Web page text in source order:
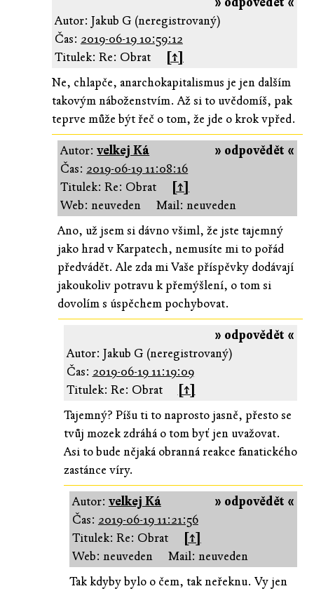
Autor: Jakub G (neregistrovaný)
Čas: 2019-06-19 10:59:12
Titulek: Re: Obrat
[↑]
Ne, chlapče, anarchokapitalismus je jen dalším
takovým náboženstvím. Až si to uvědomíš, pak
teprve může být řeč o tom, že jde o krok vpřed.
» odpovědět «
Autor:velkej Ká
Čas: 2019-06-19 11:08:16
Titulek: Re: Obrat
[↑]
Web: neuveden
Mail: neuveden
Ano, už jsem si dávno všiml, že jste tajemný
jako hrad v Karpatech, nemusíte mi to pořád
předvádět. Ale zda mi Vaše příspěvky dodávají
jakoukoliv potravu k přemýšlení, o tom si
dovolím s úspěchem pochybovat.
» odpovědět «
Autor: Jakub G (neregistrovaný)
Čas: 2019-06-19 11:19:09
Titulek: Re: Obrat
[↑]
Tajemný? Píšu ti to naprosto jasně, přesto se
tvůj mozek zdráhá o tom byť jen uvažovat.
Asi to bude nějaká obranná reakce fanatického
zastánce víry.
» odpovědět «
Autor: velkej Ká
Čas: 2019-06-19 11:21:56
Titulek: Re: Obrat
[↑]
Web: neuveden
Mail: neuveden
Tak kdyby bylo o čem, tak neřeknu. Vy jen